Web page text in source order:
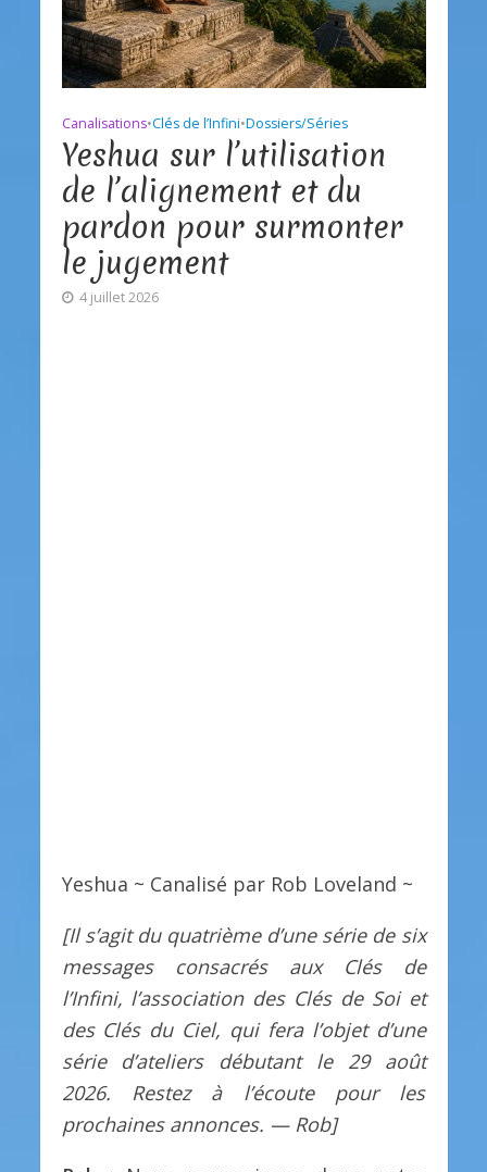
Canalisations•Clés de l’Infini•Dossiers/Séries
Yeshua sur l’utilisation
de l’alignement et du
pardon pour surmonter
le jugement
4 juillet 2026
Yeshua ~ Canalisé par Rob Loveland ~
[Il s’agit du quatrième d’une série de six
messages consacrés aux Clés de
l’Infini, l’association des Clés de Soi et
des Clés du Ciel, qui fera l’objet d’une
série d’ateliers débutant le 29 août
2026. Restez à l’écoute pour les
prochaines annonces. — Rob]